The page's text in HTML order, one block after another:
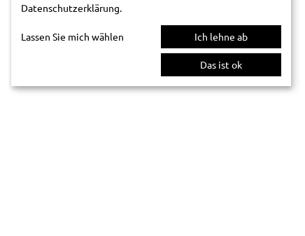
Datenschutzerklärung.
Lassen Sie mich wählen Ich lehne ab
Das ist ok